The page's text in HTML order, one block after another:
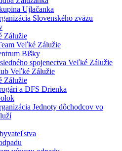
Ujlačanka
Slovenského zväzu
Zálužie
Veľké Zálužie
Blšky
spojenectva Veľké Zálužie
Veľké Zálužie
Zálužie
a DFS Drienka
Jednoty dôchodcov vo